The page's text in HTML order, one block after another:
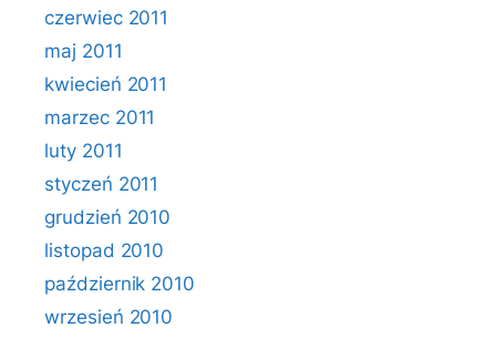
czerwiec 2011
maj 2011
kwiecień 2011
marzec 2011
luty 2011
styczeń 2011
grudzień 2010
listopad 2010
październik 2010
wrzesień 2010